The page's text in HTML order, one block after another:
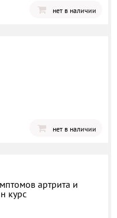
нет в наличии
нет в наличии
артрита и
курс